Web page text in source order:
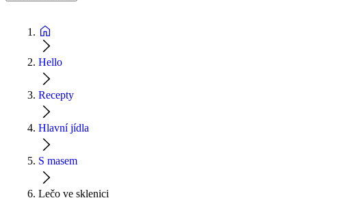
Hello
Recepty
Hlavní jídla
S masem
Lečo ve sklenici